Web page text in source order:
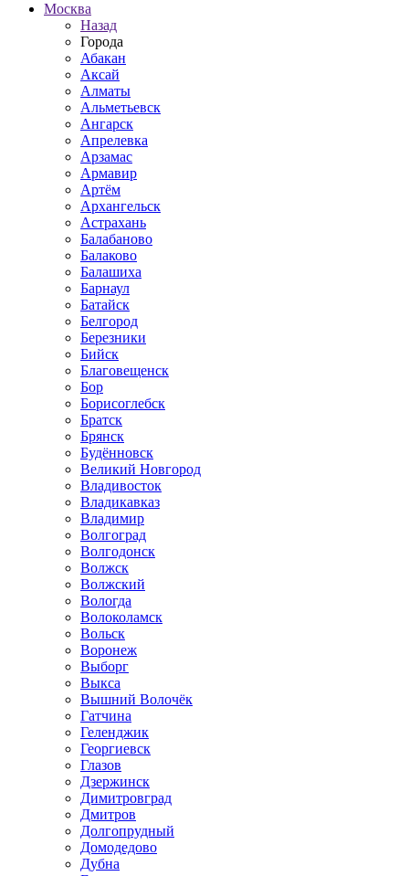
Москва
Назад
Города
Абакан
Аксай
Алматы
Альметьевск
Ангарск
Апрелевка
Арзамас
Армавир
Артём
Архангельск
Астрахань
Балабаново
Балаково
Балашиха
Барнаул
Батайск
Белгород
Березники
Бийск
Благовещенск
Бор
Борисоглебск
Братск
Брянск
Будённовск
Великий Новгород
Владивосток
Владикавказ
Владимир
Волгоград
Волгодонск
Волжск
Волжский
Вологда
Волоколамск
Вольск
Воронеж
Выборг
Выкса
Вышний Волочёк
Гатчина
Геленджик
Георгиевск
Глазов
Дзержинск
Димитровград
Дмитров
Долгопрудный
Домодедово
Дубна